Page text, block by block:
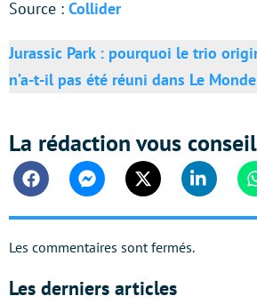
Source : Collider
Jurassic Park : pourquoi le trio
n’a-t-il pas été réuni dans Le
La rédaction vous
FacebookMessengerTwitter Linkedin
Les commentaires sont fermés.
Les derniers articles